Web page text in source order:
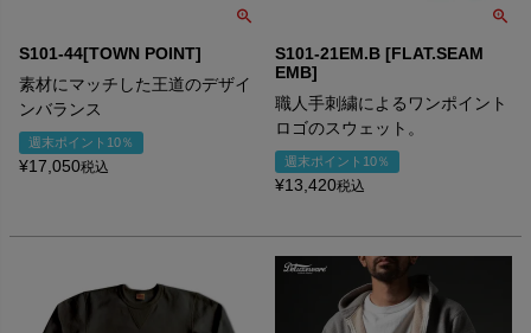
S101-44[TOWN POINT]
素材にマッチした王道のデザイ
ンバランス
週末ポイント10％
¥17,050税込
S101-21EM.B [FLAT.SEAM
EMB]
職人手刺繍によるワンポイント
ロゴのスウェット。
週末ポイント10％
¥13,420税込